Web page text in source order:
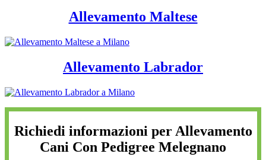
Allevamento Maltese
Allevamento Labrador
Richiedi informazioni per Allevamento
Cani Con Pedigree Melegnano